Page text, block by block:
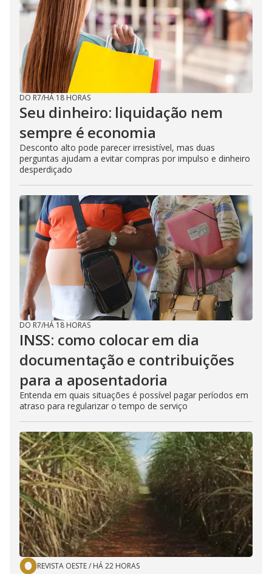
DO R7/HÁ 18 HORAS
Seu dinheiro: liquidação nem
sempre é economia
Desconto alto pode parecer irresistível, mas duas
perguntas ajudam a evitar compras por impulso e dinheiro
desperdiçado
DO R7/HÁ 18 HORAS
INSS: como colocar em dia
documentação e contribuições
para a aposentadoria
Entenda em quais situações é possível pagar períodos em
atraso para regularizar o tempo de serviço
REVISTA OESTE/ HÁ 22 HORAS